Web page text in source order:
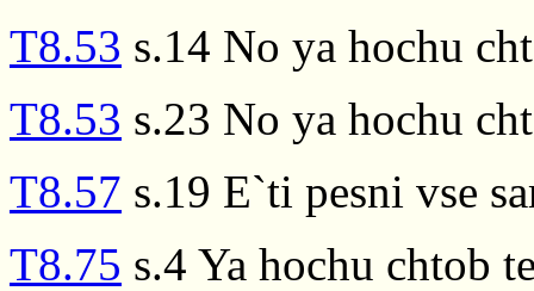
T8.53 s.14 No ya hochu
T8.53 s.23 No ya hochu
T8.57 s.19 E`ti pesni vse
T8.75 s.4 Ya hochu chtob